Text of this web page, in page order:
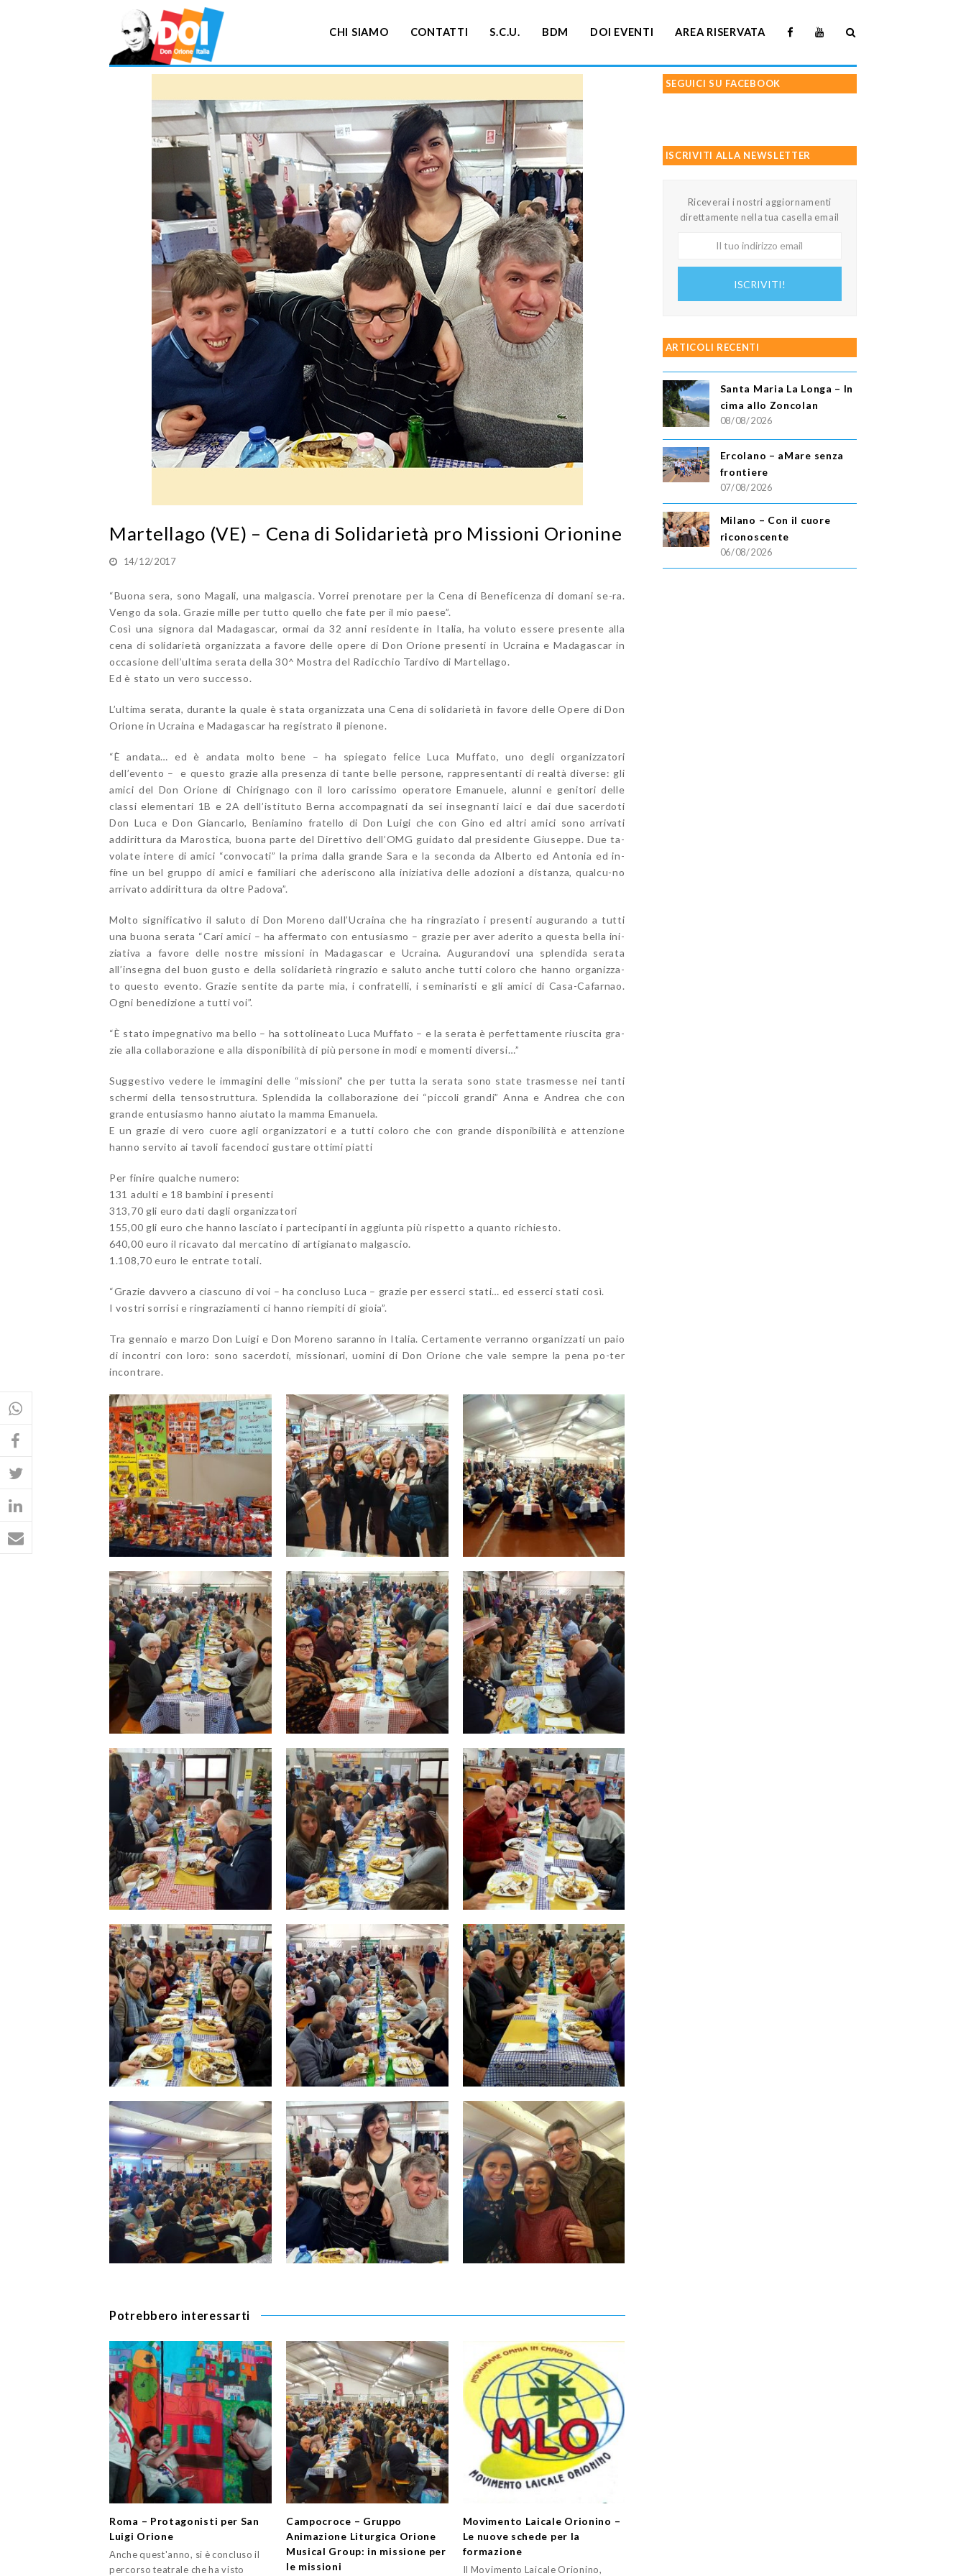
CHI SIAMO CONTATTI S.C.U. BDM DOI EVENTI AREA RISERVATA
Martellago (VE) – Cena di Solidarietà pro Missioni Orionine
14/12/2017
“Buona sera, sono Magali, una malgascia. Vorrei prenotare per la Cena di Beneficenza di domani se-ra.
Vengo da sola. Grazie mille per tutto quello che fate per il mio paese”.
Così una signora dal Madagascar, ormai da 32 anni residente in Italia, ha voluto essere presente alla
cena di solidarietà organizzata a favore delle opere di Don Orione presenti in Ucraina e Madagascar in
occasione dell’ultima serata della 30^ Mostra del Radicchio Tardivo di Martellago.
Ed è stato un vero successo.
L’ultima serata, durante la quale è stata organizzata una Cena di solidarietà in favore delle Opere di Don
Orione in Ucraina e Madagascar ha registrato il pienone.
“È andata… ed è andata molto bene – ha spiegato felice Luca Muffato, uno degli organizzatori
dell’evento – e questo grazie alla presenza di tante belle persone, rappresentanti di realtà diverse: gli
amici del Don Orione di Chirignago con il loro carissimo operatore Emanuele, alunni e genitori delle
classi elementari 1B e 2A dell’istituto Berna accompagnati da sei insegnanti laici e dai due sacerdoti
Don Luca e Don Giancarlo, Beniamino fratello di Don Luigi che con Gino ed altri amici sono arrivati
addirittura da Marostica, buona parte del Direttivo dell’OMG guidato dal presidente Giuseppe. Due ta-
volate intere di amici “convocati” la prima dalla grande Sara e la seconda da Alberto ed Antonia ed in-
fine un bel gruppo di amici e familiari che aderiscono alla iniziativa delle adozioni a distanza, qualcu-no
arrivato addirittura da oltre Padova”.
Molto significativo il saluto di Don Moreno dall’Ucraina che ha ringraziato i presenti augurando a tutti
una buona serata “Cari amici – ha affermato con entusiasmo – grazie per aver aderito a questa bella ini-
ziativa a favore delle nostre missioni in Madagascar e Ucraina. Augurandovi una splendida serata
all’insegna del buon gusto e della solidarietà ringrazio e saluto anche tutti coloro che hanno organizza-
to questo evento. Grazie sentite da parte mia, i confratelli, i seminaristi e gli amici di Casa-Cafarnao.
Ogni benedizione a tutti voi”.
“È stato impegnativo ma bello – ha sottolineato Luca Muffato – e la serata è perfettamente riuscita gra-
zie alla collaborazione e alla disponibilità di più persone in modi e momenti diversi…”
Suggestivo vedere le immagini delle “missioni” che per tutta la serata sono state trasmesse nei tanti
schermi della tensostruttura. Splendida la collaborazione dei “piccoli grandi” Anna e Andrea che con
grande entusiasmo hanno aiutato la mamma Emanuela.
E un grazie di vero cuore agli organizzatori e a tutti coloro che con grande disponibilità e attenzione
hanno servito ai tavoli facendoci gustare ottimi piatti
Per finire qualche numero:
131 adulti e 18 bambini i presenti
313,70 gli euro dati dagli organizzatori
155,00 gli euro che hanno lasciato i partecipanti in aggiunta più rispetto a quanto richiesto.
640,00 euro il ricavato dal mercatino di artigianato malgascio.
1.108,70 euro le entrate totali.
“Grazie davvero a ciascuno di voi – ha concluso Luca – grazie per esserci stati… ed esserci stati così.
I vostri sorrisi e ringraziamenti ci hanno riempiti di gioia”.
Tra gennaio e marzo Don Luigi e Don Moreno saranno in Italia. Certamente verranno organizzati un paio
di incontri con loro: sono sacerdoti, missionari, uomini di Don Orione che vale sempre la pena po-ter
incontrare.
Potrebbero interessarti
Roma – Protagonisti per San
Luigi Orione
Anche quest'anno, si è concluso il
percorso teatrale che ha visto
Campocroce – Gruppo
Animazione Liturgica Orione
Musical Group: in missione per
le missioni
Movimento Laicale Orionino –
Le nuove schede per la
formazione
Il Movimento Laicale Orionino,
SEGUICI SU FACEBOOK
ISCRIVITI ALLA NEWSLETTER
Riceverai i nostri aggiornamenti
direttamente nella tua casella email
ISCRIVITI!
ARTICOLI RECENTI
Santa Maria La Longa – In
cima allo Zoncolan
08/08/2026
Ercolano – aMare senza
frontiere
07/08/2026
Milano – Con il cuore
riconoscente
06/08/2026